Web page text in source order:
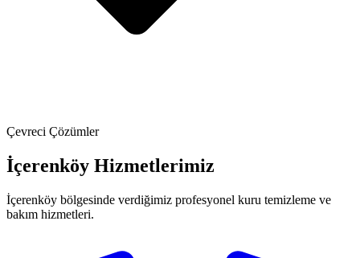
Çevreci Çözümler
İçerenköy Hizmetlerimiz
İçerenköy bölgesinde verdiğimiz profesyonel kuru temizleme ve
bakım hizmetleri.